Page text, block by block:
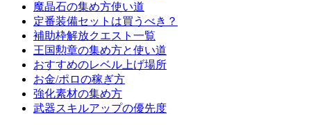
魔晶石の集め方使い道
定番装備セットは買うべき？
補助枠解放クエスト一覧
王国勲章の集め方と使い道
おすすめのレベル上げ場所
お金/ポロの稼ぎ方
強化素材の集め方
武器スキルアップの優先度